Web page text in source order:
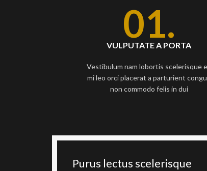
01.
VULPUTATE A PORTA
Vestibulum nam lobortis scelerisque
mi leo orci placerat a parturient
non commodo felis in dui
Purus lectus scelerisque